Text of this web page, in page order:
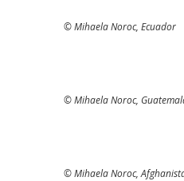
©️ Mihaela Noroc, Ecuador
©️ Mihaela Noroc,
©️ Mihaela Noroc,